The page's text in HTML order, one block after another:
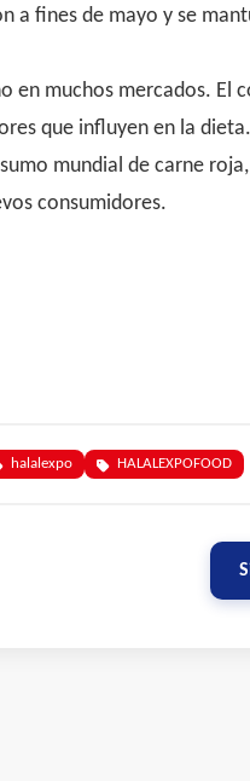
a fines de mayo y se
en muchos mercados. El
que influyen en la
mundial de carne
consumidores.
halalexpo HALALEXPOFOOD